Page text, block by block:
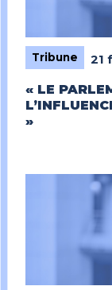
Tribune
21
« LE
»